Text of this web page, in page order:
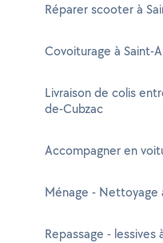
Réparer scooter à
Covoiturage à Saint-
Livraison de colis
de-Cubzac
Accompagner en
Ménage - Nettoyage
Repassage -